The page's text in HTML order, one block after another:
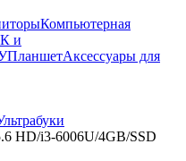
Компьютерная
и
ПланшетАксессуары для
HD/i3-6006U/4GB/SSD